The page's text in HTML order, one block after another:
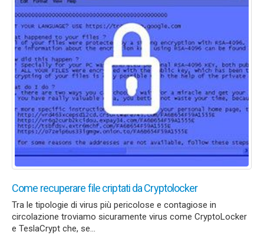
Come recuperare file criptati da Cryptolocker
Tra le tipologie di virus più pericolose e contagiose in
circolazione troviamo sicuramente virus come CryptoLocker
e TeslaCrypt che, se...